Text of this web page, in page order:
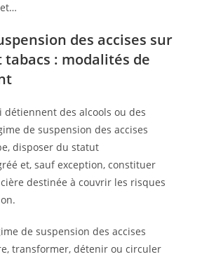
des accises sur
tabacs : modalités de
détiennent des alcools ou des
de suspension des accises
disposer du statut
et, sauf exception, constituer
destinée à couvrir les risques
de suspension des accises
transformer, détenir ou circuler